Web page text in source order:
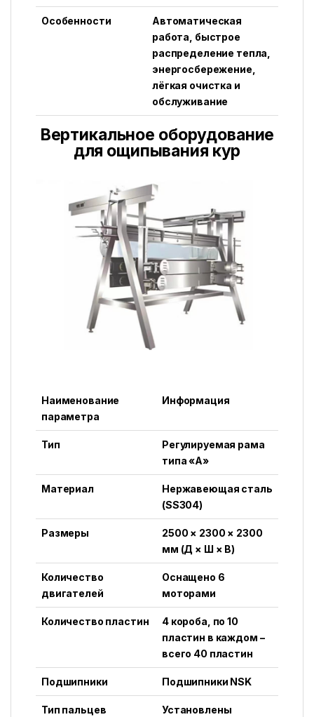
Особенности
Автоматическая
работа, быстрое
распределение тепла,
энергосбережение,
лёгкая очистка и
обслуживание
Вертикальное оборудование
для ощипывания кур
Наименование
параметра
Информация
Тип
Регулируемая рама
типа «A»
Материал
Нержавеющая сталь
(SS304)
Размеры
2500 × 2300 × 2300
мм (Д × Ш × В)
Количество
двигателей
Оснащено 6
моторами
Количество пластин
4 короба, по 10
пластин в каждом –
всего 40 пластин
Подшипники Подшипники NSK
Тип пальцев Установлены